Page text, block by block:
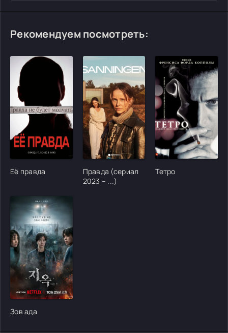
Рекомендуем посмотреть:
[/xfgiven_cvh_poster_urlcvh_poster_url]
Её правда
[/xfgiven_cvh_poster_urlcvh_poster_url]
Правда (сериал
2023 – ...)
[/
Тетро
[/xfgiven_cvh_poster_urlcvh_poster_url]
Зов ада